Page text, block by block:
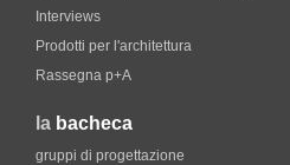
Interviews
Prodotti per l'architettura
Rassegna p+A
la bacheca
gruppi di progettazione